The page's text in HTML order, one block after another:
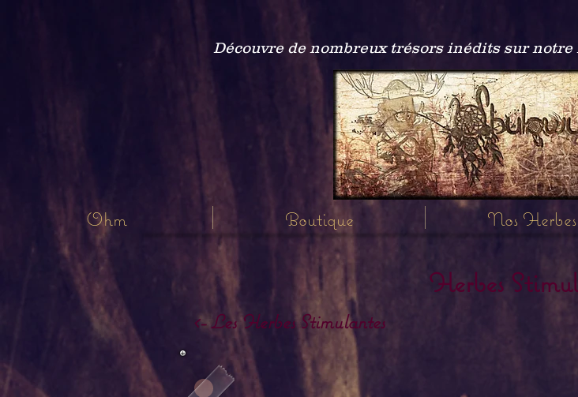
Découvre de nombreux trésors inédits sur notre
Ohm Boutique Nos Herbes
Herbes
<- Les Herbes Stimulantes